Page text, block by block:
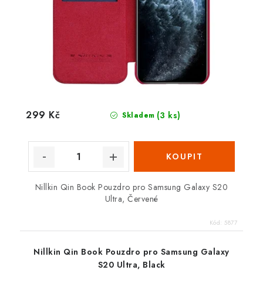
Skladem (3 ks)
299 Kč
Nillkin Qin Book Pouzdro pro Samsung Galaxy S20
Ultra, Červené
Kód: 5877
Nillkin Qin Book Pouzdro pro Samsung Galaxy
S20 Ultra, Black